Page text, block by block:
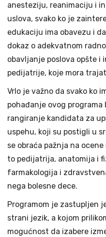
anesteziju, reanimaciju i
uslova, svako ko je
edukaciju ima obavezu i
dokaz o adekvatnom
obavljanje poslova opšte i
pedijatrije, koje mora
Vrlo je važno da svako ko
pohađanje ovog
rangiranje kandidata za
uspehu, koji su postigli u
se obraća pažnja na
to pedijatrija, anatomija i
farmakologija i
nega bolesne dece.
Programom je zastupljen
strani jezik, a kojom
mogućnost da izabere